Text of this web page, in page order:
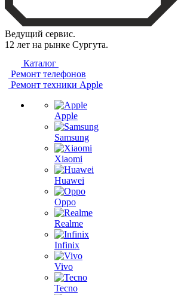
Ведущий сервис.
12 лет на рынке Сургута.
Каталог
Ремонт телефонов
Ремонт техники Apple
Apple
Samsung
Xiaomi
Huawei
Oppo
Realme
Infinix
Vivo
Tecno